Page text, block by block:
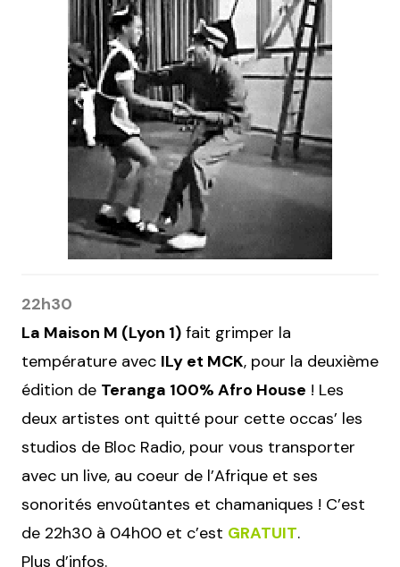
22h30
La Maison M (Lyon 1) fait grimper la
température avec ILy et MCK, pour la deuxième
édition de Teranga 100% Afro House ! Les
deux artistes ont quitté pour cette occas’ les
studios de Bloc Radio, pour vous transporter
avec un live, au coeur de l’Afrique et ses
sonorités envoûtantes et chamaniques ! C’est
de 22h30 à 04h00 et c’est GRATUIT.
Plus d’infos.